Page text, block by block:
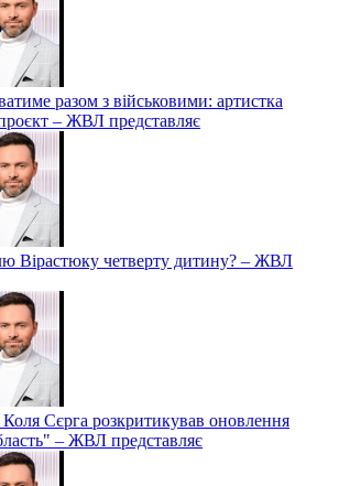
разом з військовими: артистка
– ЖВЛ представляє
Вірастюку четверту дитину? – ЖВЛ
Сєрга розкритикував оновлення
– ЖВЛ представляє